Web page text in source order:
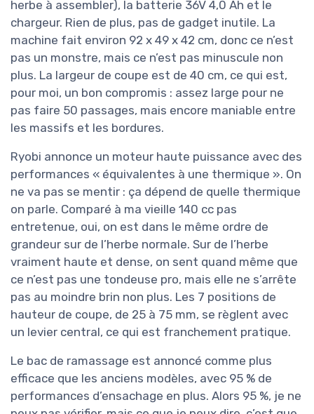
herbe à assembler), la batterie 36V 4,0 Ah et le
chargeur. Rien de plus, pas de gadget inutile. La
machine fait environ 92 x 49 x 42 cm, donc ce n’est
pas un monstre, mais ce n’est pas minuscule non
plus. La largeur de coupe est de 40 cm, ce qui est,
pour moi, un bon compromis : assez large pour ne
pas faire 50 passages, mais encore maniable entre
les massifs et les bordures.
Ryobi annonce un moteur haute puissance avec des
performances « équivalentes à une thermique ». On
ne va pas se mentir : ça dépend de quelle thermique
on parle. Comparé à ma vieille 140 cc pas
entretenue, oui, on est dans le même ordre de
grandeur sur de l’herbe normale. Sur de l’herbe
vraiment haute et dense, on sent quand même que
ce n’est pas une tondeuse pro, mais elle ne s’arrête
pas au moindre brin non plus. Les 7 positions de
hauteur de coupe, de 25 à 75 mm, se règlent avec
un levier central, ce qui est franchement pratique.
Le bac de ramassage est annoncé comme plus
efficace que les anciens modèles, avec 95 % de
performances d’ensachage en plus. Alors 95 %, je ne